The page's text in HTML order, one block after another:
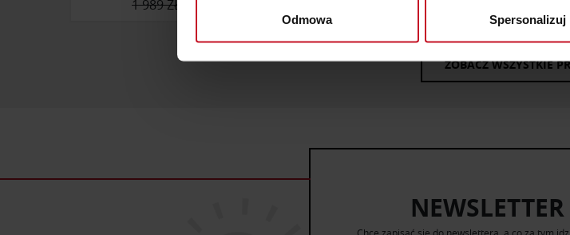
Dowiedz się więcej odnośnie tego, jak Twoje osobiste dane są
Wykorzystujemy pliki cookie do spersonalizowania treści i
uzyskanymi podczas korzystania z ich usług.
Odmowa Spersonalizuj
1 989 ZŁ
995 ZŁ 9 200 ZŁ
ZOBACZ WSZYSTKIE